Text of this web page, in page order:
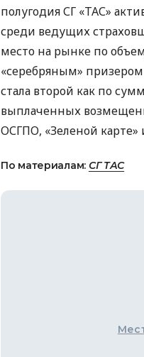
полугодия СГ «ТАС»
среди ведущих
место на рынке по
«серебряным»
стала второй как по
выплаченных
ОСГПО, «Зеленой карте»
По материалам: СГ ТАС